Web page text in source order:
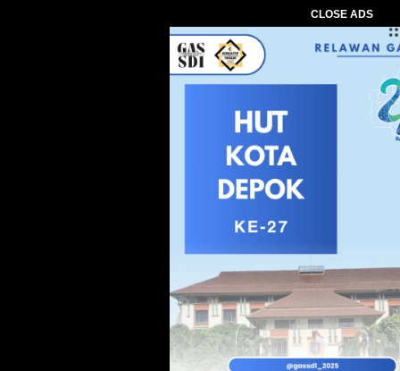
CLOSE ADS